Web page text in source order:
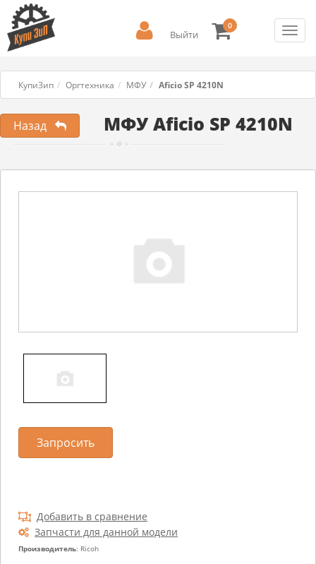
Выйти
0
КупиЗип Оргтехника МФУ Aficio SP 4210N
МФУ Aficio SP 4210N
Назад
Добавить в сравнение
Запчасти для данной модели
Производитель: Ricoh
Запросить